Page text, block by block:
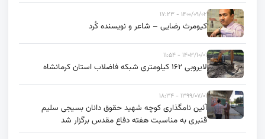
۱۴۰۰/۰۹/۰۲ - ۱۷:۲۳
کیومرث رضایی – شاعر و نویسنده کُرد
۱۴۰۳/۱۰/۰۱ - ۱۱:۵۴
لایروبی ۱۶۲ کیلومتری شبکه فاضلاب استان کرمانشاه
۱۳۹۹/۰۷/۰۱ - ۱۸:۳۴
آئین نامگذاری کوچه شهید حقوق دانان بسیجی سلیم
قنبری به مناسبت هفته دفاع مقدس برگزار شد